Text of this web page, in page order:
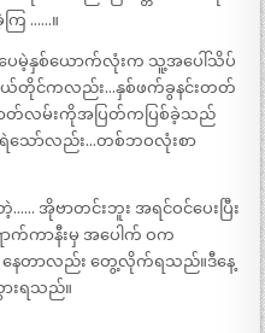
ြ ……။
ေမဲ့နှစ်ယောက်လုံးက သူ့အပေါ်သိပ်
တိုင်ကလည်း…နှစ်ဖက်ခွနင်းတတ်
တ်လမ်းကိုအပြတ်ကပြစ်ခဲ့သည်
ော်လည်း…တစ်ဘဝလုံးစာ
အိုဗာတင်းဘူး အရင်ဝင်ပေးပြီး
ာနီးမှ အပေါက် ဝက
နေတာလည်း တွေ့လိုက်ရသည်။ဒီနေ့
းရသည်။